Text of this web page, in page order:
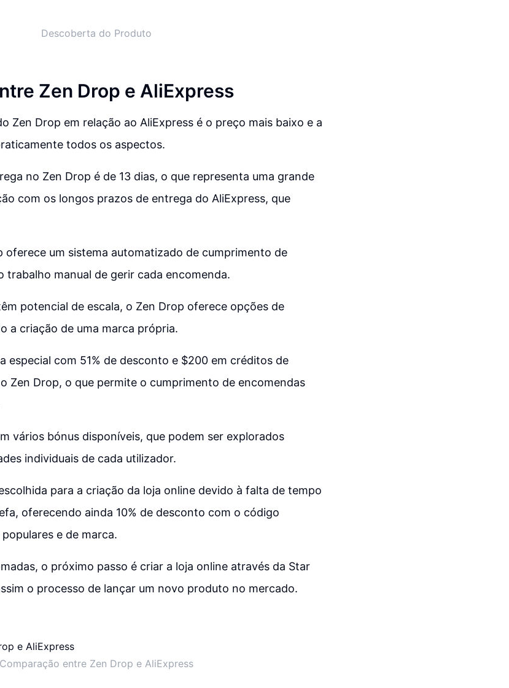
Descoberta do Produto
Zen Drop e AliExpress
Zen Drop em relação ao AliExpress é o preço mais baixo e a
todos os aspectos.
no Zen Drop é de 13 dias, o que representa uma grande
com os longos prazos de entrega do AliExpress, que
oferece um sistema automatizado de cumprimento de
trabalho manual de gerir cada encomenda.
potencial de escala, o Zen Drop oferece opções de
a criação de uma marca própria.
especial com 51% de desconto e $200 em créditos de
Zen Drop, o que permite o cumprimento de encomendas
vários bónus disponíveis, que podem ser explorados
individuais de cada utilizador.
para a criação da loja online devido à falta de tempo
oferecendo ainda 10% de desconto com o código
e de marca.
o próximo passo é criar a loja online através da Star
o processo de lançar um novo produto no mercado.
Comparação entre Zen Drop e AliExpress